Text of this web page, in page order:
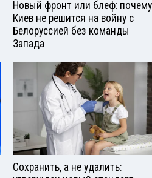
Новый фронт или блеф: почему
Киев не решится на войну с
Белоруссией без команды
Запада
Сохранить, а не удалить: